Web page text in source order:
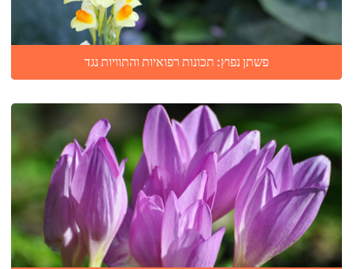
פשתן נפוץ: תכונות רפואיות והתוויות נגד